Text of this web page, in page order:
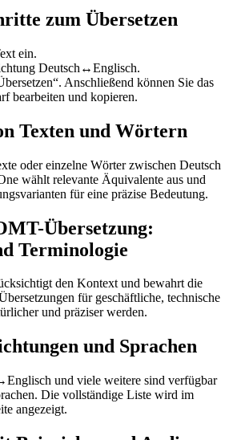
zum Übersetzen
ein.
Deutsch↔Englisch.
Anschließend können Sie das
bearbeiten und kopieren.
Texten und Wörtern
oder einzelne Wörter zwischen Deutsch
wählt relevante Äquivalente aus und
für eine präzise Bedeutung.
Übersetzung:
Terminologie
den Kontext und bewahrt die
für geschäftliche, technische
und präziser werden.
und Sprachen
und viele weitere sind verfügbar
Die vollständige Liste wird im
angezeigt.